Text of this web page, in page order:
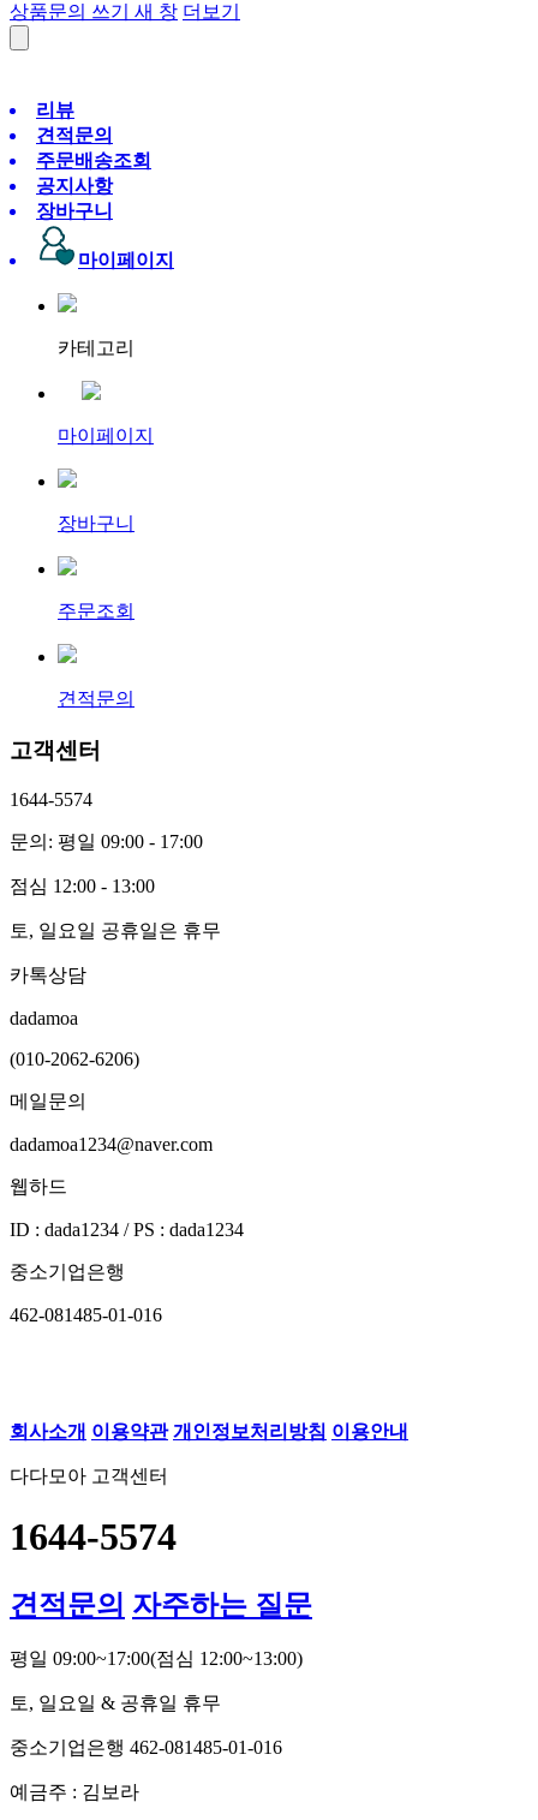
상품문의 쓰기 새 창 더보기
리뷰
견적문의
주문배송조회
공지사항
장바구니
마이페이지
카테고리
마이페이지
장바구니
주문조회
견적문의
고객센터
1644-5574
문의: 평일 09:00 - 17:00
점심 12:00 - 13:00
토, 일요일 공휴일은 휴무
카톡상담
dadamoa
(010-2062-6206)
메일문의
dadamoa1234@naver.com
웹하드
ID : dada1234 / PS : dada1234
중소기업은행
462-081485-01-016
회사소개 이용약관 개인정보처리방침 이용안내
다다모아 고객센터
1644-5574
견적문의 자주하는 질문
평일 09:00~17:00(점심 12:00~13:00)
토, 일요일 & 공휴일 휴무
중소기업은행 462-081485-01-016
예금주 : 김보라